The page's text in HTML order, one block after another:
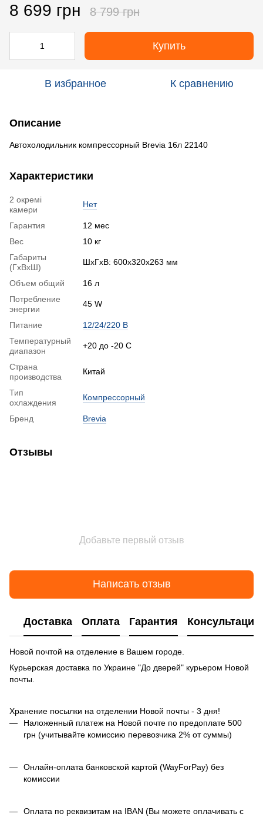
8 699 грн 8 799 грн
Купить
В избранное К сравнению
Описание
Автохолодильник компрессорный Brevia 16л 22140
Характеристики
2 окремі
камери
Нет
Гарантия
12 мес
Вес
10 кг
Габариты
(ГхВхШ)
ШхГхВ: 600x320x263 мм
Объем общий
16 л
Потребление
энергии
45 W
Питание
12/24/220 В
Температурный
диапазон
+20 до -20 С
Страна
производства
Китай
Тип
охлаждения
Компрессорный
Бренд Brevia
Отзывы
Добавьте первый отзыв
Написать отзыв
Доставка Оплата Гарантия Консультация
Новой почтой на отделение в Вашем городе.
Курьерская доставка по Украине "До дверей" курьером Новой
почты.
Хранение посылки на отделении Новой почты - 3 дня!
Наложенный платеж на Новой почте по предоплате 500
грн (учитывайте комиссию перевозчика 2% от суммы)
Онлайн-оплата банковской картой (WayForPay) без
комиссии
Оплата по реквизитам на IBAN (Вы можете оплачивать с